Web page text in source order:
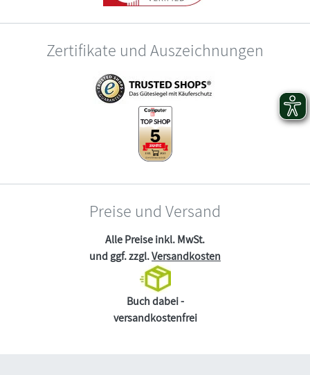
Zertifikate und Auszeichnungen
Preise und Versand
Alle Preise inkl. MwSt.
und ggf. zzgl.Versandkosten
Buch dabei -
versandkostenfrei